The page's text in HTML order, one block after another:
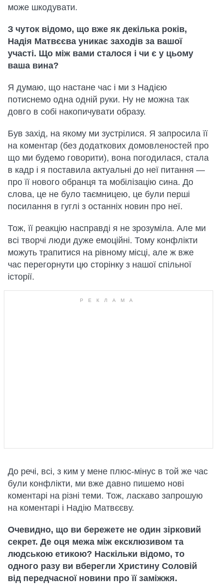
може шкодувати.
З чуток відомо, що вже як декілька років,
Надія Матвєєва уникає заходів за вашої
участі. Що між вами сталося і чи є у цьому
ваша вина?
Я думаю, що настане час і ми з Надією
потиснемо одна одній руки. Ну не можна так
довго в собі накопичувати образу.
Був захід, на якому ми зустрілися. Я запросила її
на коментар (без додаткових домовленостей про
що ми будемо говорити), вона погодилася, стала
в кадр і я поставила актуальні до неї питання —
про її нового обранця та мобілізацію сина. До
слова, це не було таємницею, це були перші
посилання в гуглі з останніх новин про неї.
Тож, її реакцію насправді я не зрозуміла. Але ми
всі творчі люди дуже емоційні. Тому конфлікти
можуть трапитися на рівному місці, але ж вже
час перегорнути цю сторінку з нашої спільної
історії.
До речі, всі, з ким у мене плюс-мінус в той же час
були конфлікти, ми вже давно пишемо нові
коментарі на різні теми. Тож, ласкаво запрошую
на коментарі і Надію Матвєєву.
Очевидно, що ви бережете не один зірковий
секрет. Де оця межа між ексклюзивом та
людською етикою? Наскільки відомо, то
одного разу ви вберегли Христину Соловій
від передчасної новини про її заміжжя.